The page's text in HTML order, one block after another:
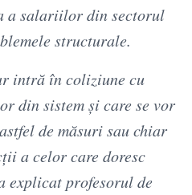
a salariilor din sectorul
structurale.
intră în coliziune cu
din sistem și care se vor
de măsuri sau chiar
a celor care doresc
explicat profesorul de